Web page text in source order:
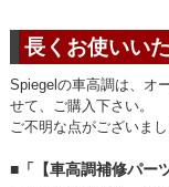
長くお使いい
Spiegelの車高調は、オ
せて、ご購入下さい。
ご不明な点がございま
■「【車高調補修パー